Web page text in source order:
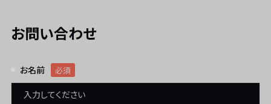
お問い合わせ
お名前 必須